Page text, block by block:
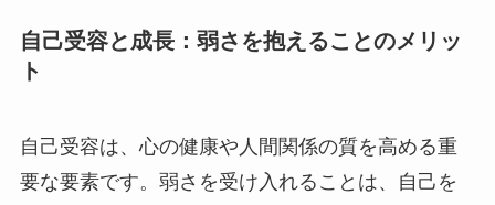
自己受容と成長：弱さを抱えることのメリッ
ト
自己受容は、心の健康や人間関係の質を高める重
要な要素です。弱さを受け入れることは、自己を